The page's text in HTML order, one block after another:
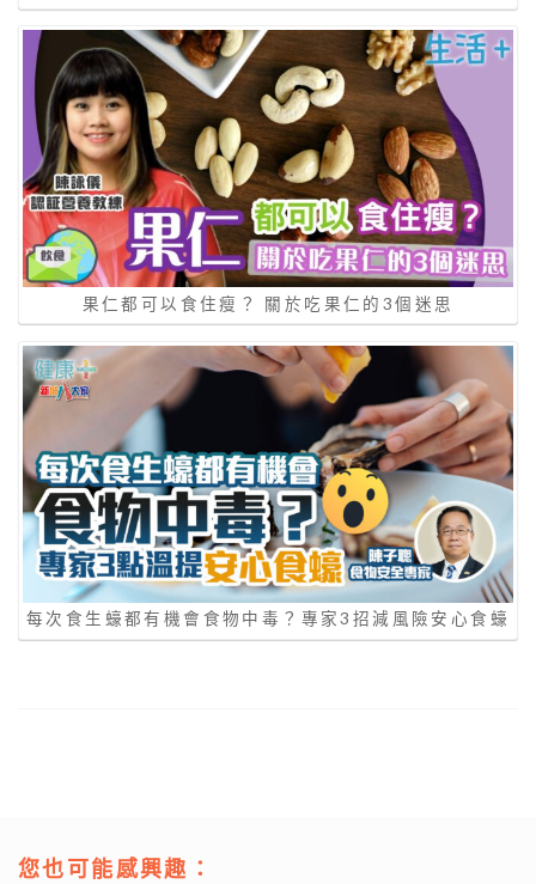
果仁都可以食住瘦？ 關於吃果仁的3個迷思
每次食生蠔都有機會食物中毒？專家3招減風險安心食蠔
您也可能感興趣：